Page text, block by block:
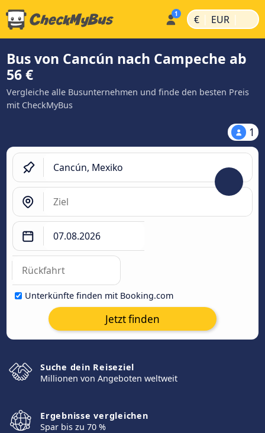
€ | EUR |
Bus von Cancún nach Campeche ab
56 €
Vergleiche alle Busunternehmen und finde den besten Preis
mit CheckMyBus
1
Unterkünfte finden mit Booking.com
Jetzt finden
Suche dein Reiseziel
Millionen von Angeboten weltweit
Ergebnisse vergleichen
Spar bis zu 70 %